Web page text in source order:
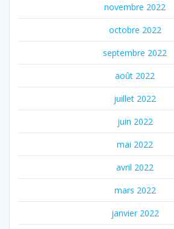
novembre 2022
octobre 2022
septembre 2022
août 2022
juillet 2022
juin 2022
mai 2022
avril 2022
mars 2022
janvier 2022